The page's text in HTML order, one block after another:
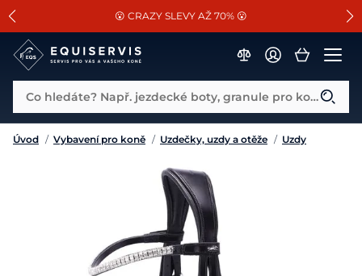
SLEVA 13% na vše od Cassini!
😮 CRAZY SLEVY AŽ 70% 😮
📐Pasování a doplňky k vybraným sedlům ZDARMA 🐴
Co hledáte? Např. jezdecké boty, granule pro koně...
Úvod / Vybavení pro koně / Uzdečky, uzdy a otěže / Uzdy